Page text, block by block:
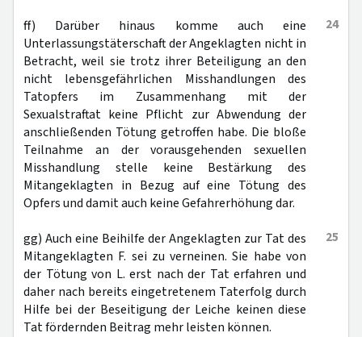
24
ff) Darüber hinaus komme auch eine
Unterlassungstäterschaft der Angeklagten nicht in
Betracht, weil sie trotz ihrer Beteiligung an den
nicht lebensgefährlichen Misshandlungen des
Tatopfers im Zusammenhang mit der
Sexualstraftat keine Pflicht zur Abwendung der
anschließenden Tötung getroffen habe. Die bloße
Teilnahme an der vorausgehenden sexuellen
Misshandlung stelle keine Bestärkung des
Mitangeklagten in Bezug auf eine Tötung des
Opfers und damit auch keine Gefahrerhöhung dar.
25
gg) Auch eine Beihilfe der Angeklagten zur Tat des
Mitangeklagten F. sei zu verneinen. Sie habe von
der Tötung von L. erst nach der Tat erfahren und
daher nach bereits eingetretenem Taterfolg durch
Hilfe bei der Beseitigung der Leiche keinen diese
Tat fördernden Beitrag mehr leisten können.